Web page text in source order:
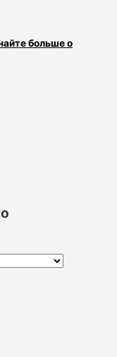
больше о